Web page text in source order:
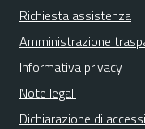
Richiesta assistenza
Amministrazione
Informativa privacy
Note legali
Dichiarazione di